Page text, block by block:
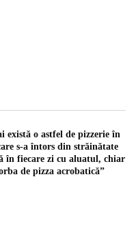
există o astfel de pizzerie în
s-a întors din străinătate
în fiecare zi cu aluatul, chiar
de pizza acrobatică”